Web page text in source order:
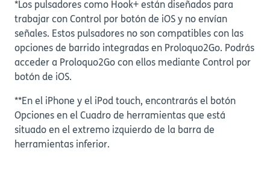
*Los pulsadores como Hook+ están diseñados para
trabajar con Control por botón de iOS y no envían
señales. Estos pulsadores no son compatibles con las
opciones de barrido integradas en Proloquo2Go. Podrás
acceder a Proloquo2Go con ellos mediante Control por
botón de iOS.
**En el iPhone y el iPod touch, encontrarás el botón
Opciones en el Cuadro de herramientas que está
situado en el extremo izquierdo de la barra de
herramientas inferior.